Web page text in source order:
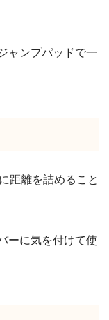
ャンプパッドで一
距離を詰めること
ーに気を付けて使